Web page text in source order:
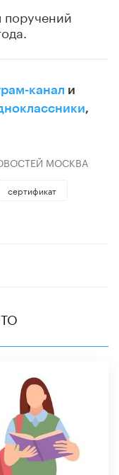
поручений
канал и
,
МОСКВА
сертификат